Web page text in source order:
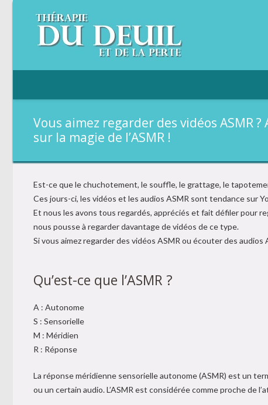
Vous aimez regarder des vidéos ASMR
sur la magie de l’ASMR !
Est-ce que le chuchotement, le souffle, le grattage, le
Ces jours-ci, les vidéos et les audios ASMR sont tendance sur
Et nous les avons tous regardés, appréciés et fait défiler pour
nous pousse à regarder davantage de vidéos de ce type.
Si vous aimez regarder des vidéos ASMR ou écouter des audios
Qu’est-ce que l’ASMR ?
A : Autonome
S : Sensorielle
M : Méridien
R : Réponse
La réponse méridienne sensorielle autonome (ASMR) est un
ou un certain audio. L’ASMR est considérée comme proche de